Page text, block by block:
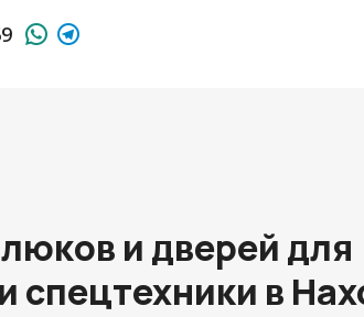
и дверей для
спецтехники в